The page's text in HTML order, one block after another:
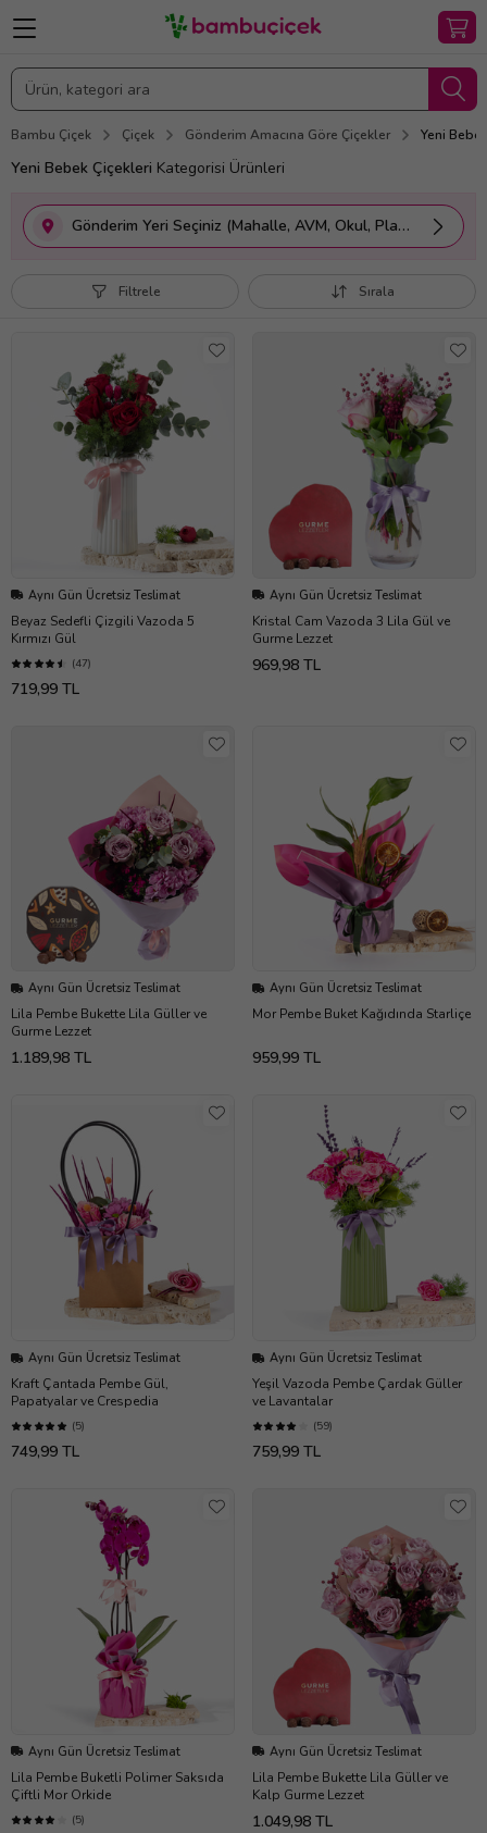
Bambu Çiçek Çiçek Gönderim Amacına Göre Çiçekler Yeni
Yeni Bebek Çiçekleri Kategorisi Ürünleri
Gönderim Yeri Seçiniz (Mahalle, AVM, Okul, Plaza vs.)
Filtrele Sırala
Aynı Gün Ücretsiz Teslimat
Beyaz Sedefli Çizgili Vazoda 5
Kırmızı Gül
(47)
719,99 TL
Aynı Gün Ücretsiz Teslimat
Kristal Cam Vazoda 3 Lila Gül ve
Gurme Lezzet
969,98 TL
Aynı Gün Ücretsiz Teslimat
Lila Pembe Bukette Lila Güller ve
Gurme Lezzet
1.189,98 TL
Aynı Gün Ücretsiz Teslimat
Mor Pembe Buket Kağıdında Starliçe
959,99 TL
Aynı Gün Ücretsiz Teslimat
Kraft Çantada Pembe Gül,
Papatyalar ve Crespedia
(5)
749,99 TL
Aynı Gün Ücretsiz Teslimat
Yeşil Vazoda Pembe Çardak Güller
ve Lavantalar
(59)
759,99 TL
Aynı Gün Ücretsiz Teslimat
Lila Pembe Buketli Polimer Saksıda
Çiftli Mor Orkide
(5)
Aynı Gün Ücretsiz Teslimat
Lila Pembe Bukette Lila Güller ve
Kalp Gurme Lezzet
1.049,98 TL